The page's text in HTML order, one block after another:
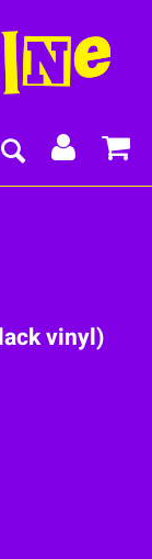
vinyl)